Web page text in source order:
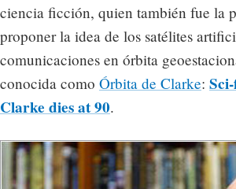
ciencia ficción, quien también fue la
proponer la idea de los satélites
comunicaciones en órbita
conocida como Órbita de Clarke:
Clarke dies at 90.